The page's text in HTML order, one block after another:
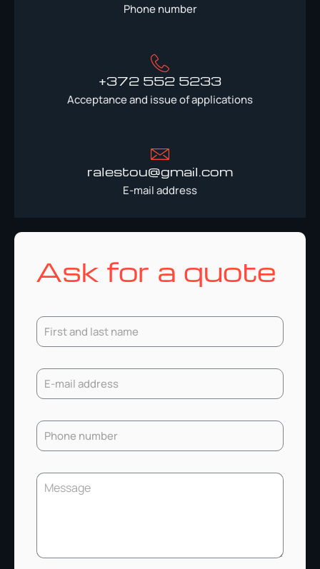
Phone number
+372 552 5233
Acceptance and issue of applications
ralestou@gmail.com
E-mail address
Ask for a quote